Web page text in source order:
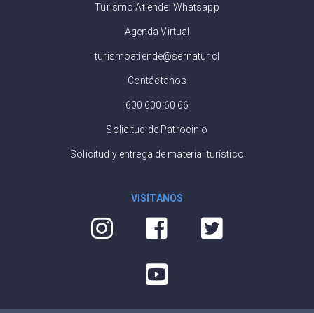
Turismo Atiende: Whatsapp
Agenda Virtual
turismoatiende@sernatur.cl
Contáctanos
600 600 60 66
Solicitud de Patrocinio
Solicitud y entrega de material turístico
VISÍTANOS